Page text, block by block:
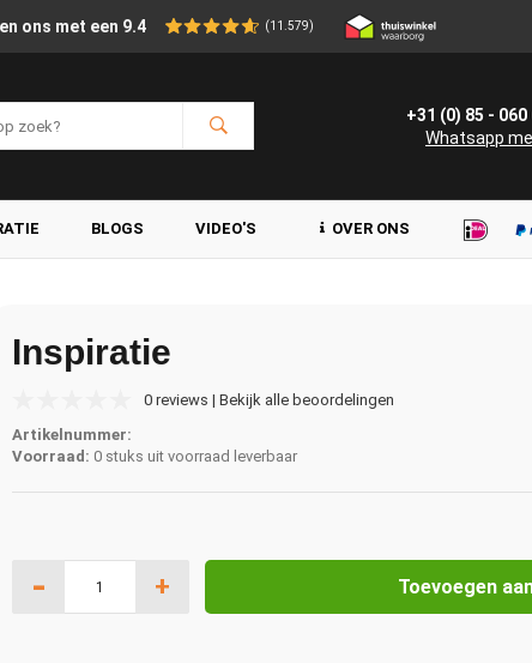
ons met een 9.4 (11.579)
+31 (0) 85 - 060
Whatsapp
BLOGS VIDEO'S OVER ONS
Inspiratie
0 reviews | Bekijk alle beoordelingen
Artikelnummer:
Voorraad: 0 stuks uit voorraad leverbaar
- + Toevoegen